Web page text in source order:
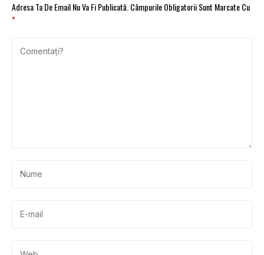
Adresa Ta De Email Nu Va Fi Publicată. Câmpurile Obligatorii Sunt Marcate Cu
*